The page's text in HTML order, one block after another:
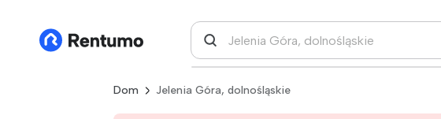
Dom Jelenia Góra, dolnośląskie